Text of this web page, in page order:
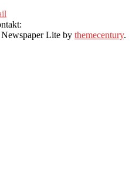
Newspaper Lite by themecentury.